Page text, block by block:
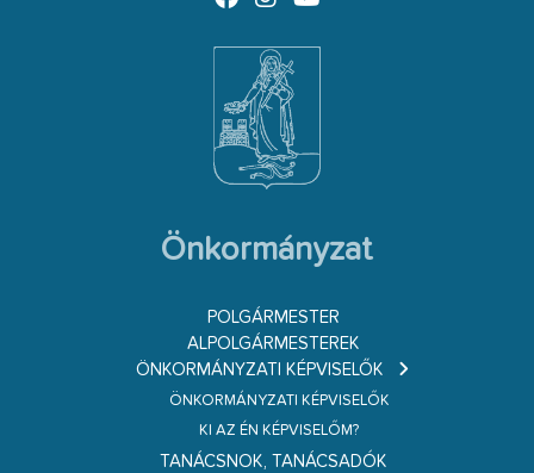
Önkormányzat
POLGÁRMESTER
ALPOLGÁRMESTEREK
ÖNKORMÁNYZATI KÉPVISELŐK
ÖNKORMÁNYZATI KÉPVISELŐK
KI AZ ÉN KÉPVISELŐM?
TANÁCSNOK, TANÁCSADÓK